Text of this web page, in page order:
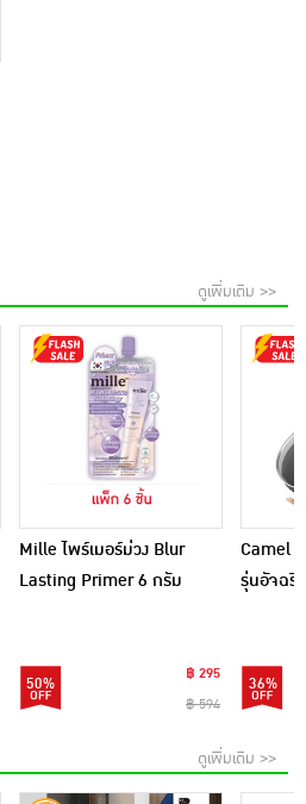
ดูเพิ่มเติม >>
Mille ไพร์เมอร์ม่วง Blur
Lasting Primer 6 กรัม
50%
฿ 295
฿ 594
Camel
รุ่นอัจฉริ
36%
ดูเพิ่มเติม >>